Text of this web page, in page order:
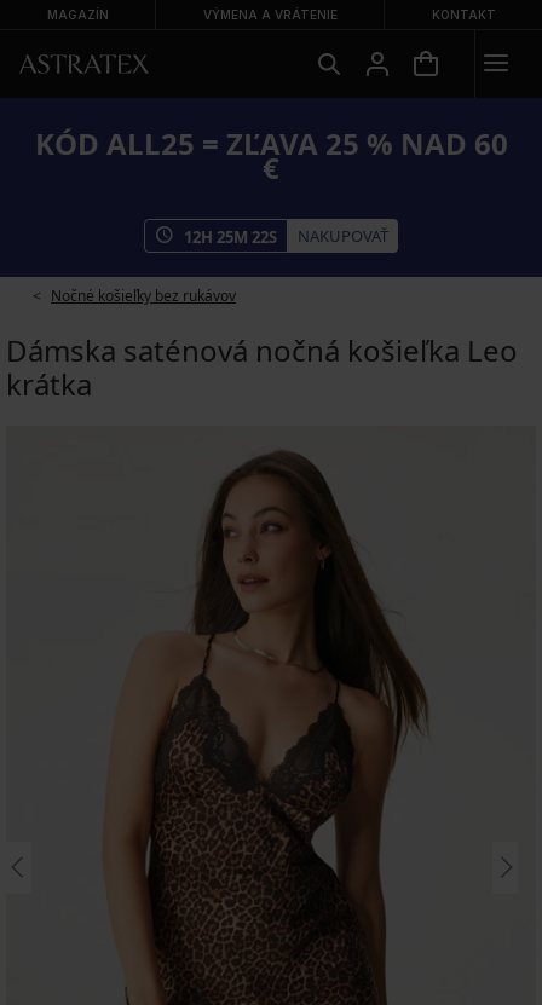
MAGAZÍN VÝMENA A VRÁTENIE KONTAKT
KÓD ALL25 = ZĽAVA 25 % NAD 60
€
12H 25M 21S NAKUPOVAŤ
Nočné košieľky bez rukávov
Dámska saténová nočná košieľka Leo
krátka